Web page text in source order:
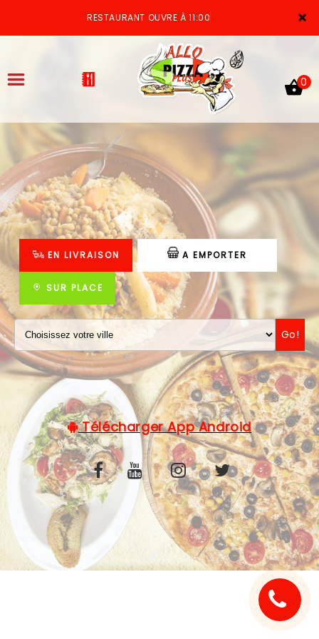
×
RESTAURANT OUVRE À 11:00
ACCUEIL
LA CARTE
VOTRE COMPTE
NOTRE RESTAURANT
VOS AVIS
MENTIONS LÉGALES
0
EN LIVRAISON A EMPORTER
SUR PLACE
Go!
Télécharger App Android